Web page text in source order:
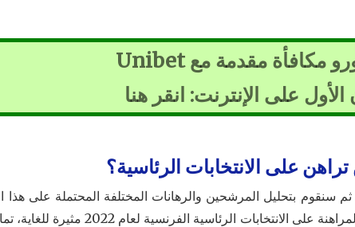
الأول على الإنترنت: انقر هنا
على الانتخابات الرئاسية؟
بتحليل المرشحين والرهانات المختلفة المحتملة على هذا
من الانتخابات الرئاسية 2022 في فرنسا. يمكن أن تكون